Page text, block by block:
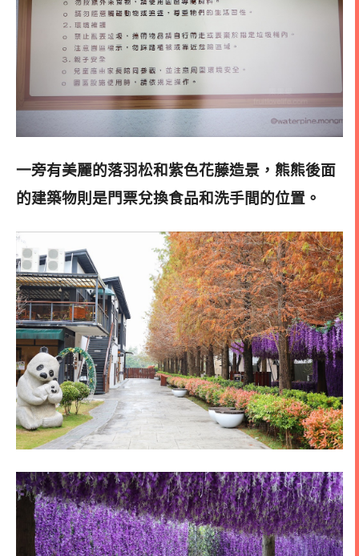
一旁有美麗的落羽松和紫色花藤造景，熊熊後面
的建築物則是門票兌換食品和洗手間的位置。